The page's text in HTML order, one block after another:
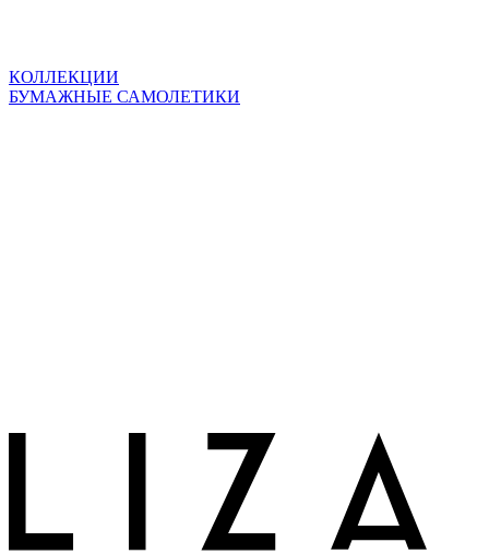
КОЛЛЕКЦИИ
БУМАЖНЫЕ САМОЛЕТИКИ